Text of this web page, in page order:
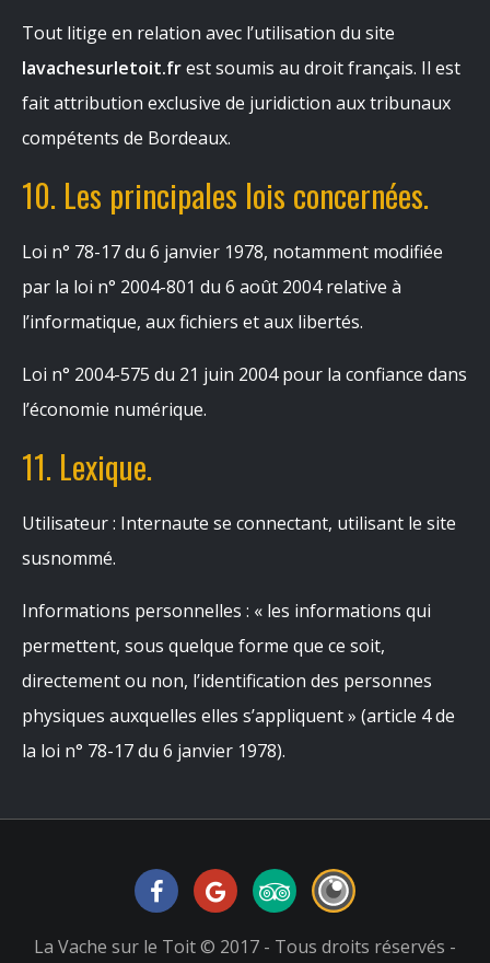
Tout litige en relation avec l’utilisation du site
lavachesurletoit.frest soumis au droit français. Il est
fait attribution exclusive de juridiction aux tribunaux
compétents de Bordeaux.
10. Les principales lois concernées.
Loi n° 78-17 du 6 janvier 1978, notamment modifiée
par la loi n° 2004-801 du 6 août 2004 relative à
l’informatique, aux fichiers et aux libertés.
Loi n° 2004-575 du 21 juin 2004 pour la confiance dans
l’économie numérique.
11. Lexique.
Utilisateur : Internaute se connectant, utilisant le site
susnommé.
Informations personnelles : « les informations qui
permettent, sous quelque forme que ce soit,
directement ou non, l’identification des personnes
physiques auxquelles elles s’appliquent » (article 4 de
la loi n° 78-17 du 6 janvier 1978).
La Vache sur le Toit © 2017 - Tous droits réservés -